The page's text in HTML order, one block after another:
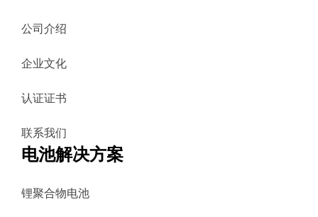
公司介绍
企业文化
认证证书
联系我们
电池解决方案
锂聚合物电池